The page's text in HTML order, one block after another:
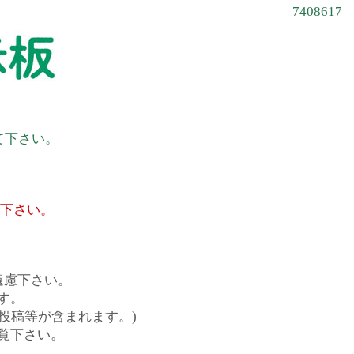
7408617
さい。
さい。
下さい。
。
稿等が含まれます。)
下さい。